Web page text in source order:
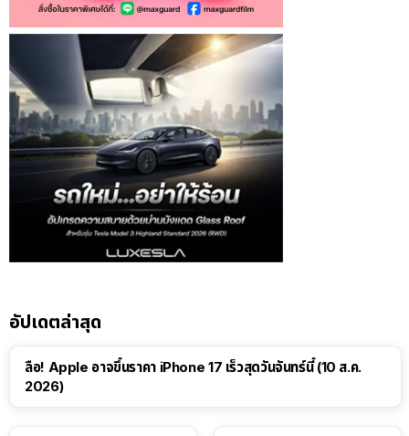
อัปเดตล่าสุด
ลือ! Apple อาจขึ้นราคา iPhone 17 เร็วสุดวันจันทร์นี้ (10 ส.ค.
2026)